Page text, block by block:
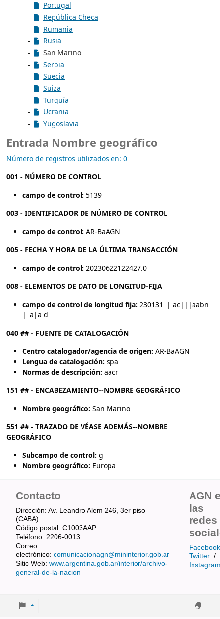
Portugal
República Checa
Rumania
Rusia
San Marino
Serbia
Suecia
Suiza
Turquía
Ucrania
Yugoslavia
Entrada Nombre geográfico
Número de registros utilizados en: 0
001 - NÚMERO DE CONTROL
campo de control: 5139
003 - IDENTIFICADOR DE NÚMERO DE CONTROL
campo de control: AR-BaAGN
005 - FECHA Y HORA DE LA ÚLTIMA TRANSACCIÓN
campo de control: 20230622122427.0
008 - ELEMENTOS DE DATO DE LONGITUD-FIJA
campo de control de longitud fija: 230131|| ac|||aabn
||a|a d
040 ## - FUENTE DE CATALOGACIÓN
Centro catalogador/agencia de origen: AR-BaAGN
Lengua de catalogación: spa
Normas de descripción: aacr
151 ## - ENCABEZAMIENTO--NOMBRE GEOGRÁFICO
Nombre geográfico: San Marino
551 ## - TRAZADO DE VÉASE ADEMÁS--NOMBRE
GEOGRÁFICO
Subcampo de control: g
Nombre geográfico: Europa
Contacto
Dirección: Av. Leandro Alem 246, 3er piso
(CABA).
Código postal: C1003AAP
Teléfono: 2206-0013
Correo
electrónico: comunicacionagn@mininterior.gob.ar
Sitio Web: www.argentina.gob.ar/interior/archivo-
general-de-la-nacion
AGN
las
redes
Facebook
Twitter /
Instagram